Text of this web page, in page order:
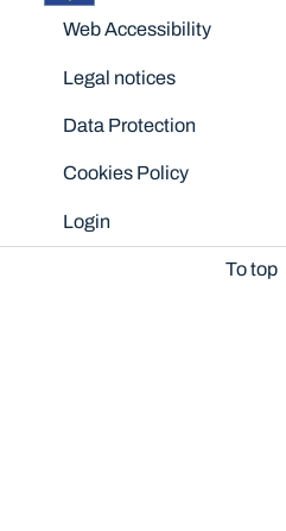
Disclaimers
Web Accessibility
Legal notices
Data Protection
Cookies Policy
Login
To top